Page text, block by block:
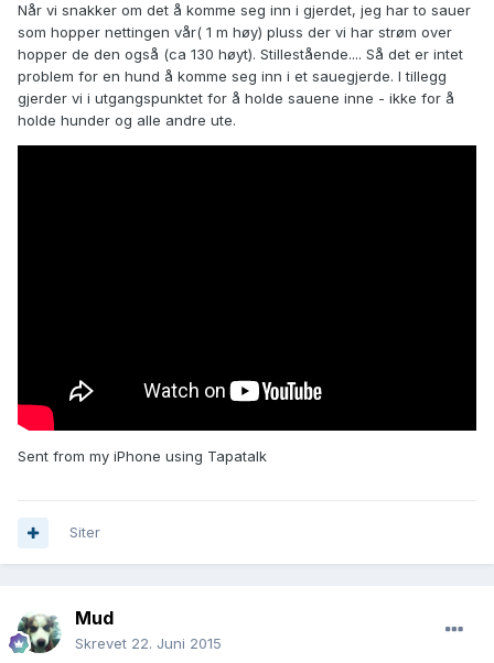
Når vi snakker om det å komme seg inn i gjerdet, jeg har to sauer
som hopper nettingen vår( 1 m høy) pluss der vi har strøm over
hopper de den også (ca 130 høyt). Stillestående.... Så det er intet
problem for en hund å komme seg inn i et sauegjerde. I tillegg
gjerder vi i utgangspunktet for å holde sauene inne - ikke for å
holde hunder og alle andre ute.
Sent from my iPhone using Tapatalk
Siter
Mud
Skrevet 22. Juni 2015